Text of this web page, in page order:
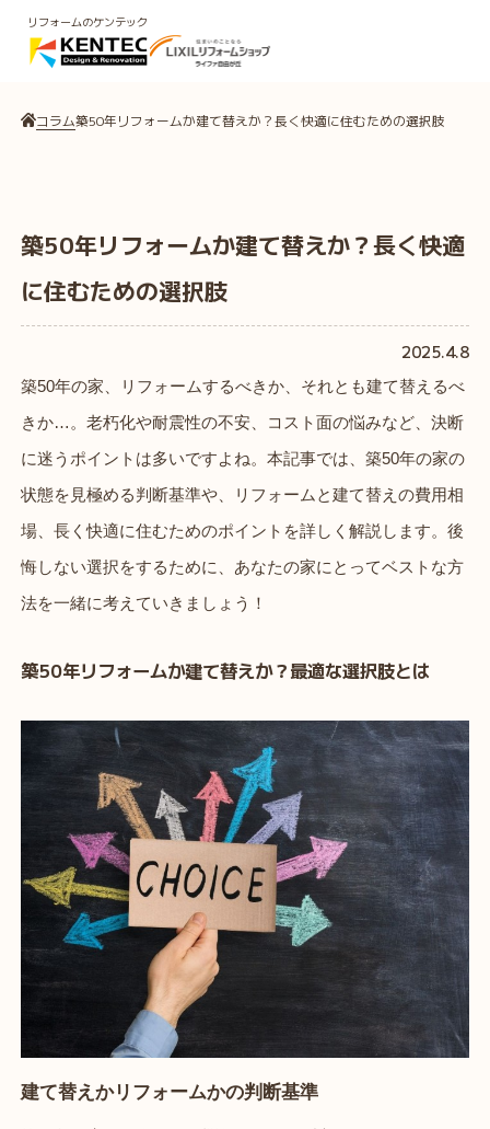
リフォームのケンテック
コラム築50年リフォームか建て替えか？長く快適に住むための選択肢
築50年リフォームか建て替えか？長く快適
に住むための選択肢
2025.4.8
築50年の家、リフォームするべきか、それとも建て替えるべ
きか…。老朽化や耐震性の不安、コスト面の悩みなど、決断
に迷うポイントは多いですよね。本記事では、築50年の家の
状態を見極める判断基準や、リフォームと建て替えの費用相
場、長く快適に住むためのポイントを詳しく解説します。後
悔しない選択をするために、あなたの家にとってベストな方
法を一緒に考えていきましょう！
築50年リフォームか建て替えか？最適な選択肢とは
建て替えかリフォームかの判断基準